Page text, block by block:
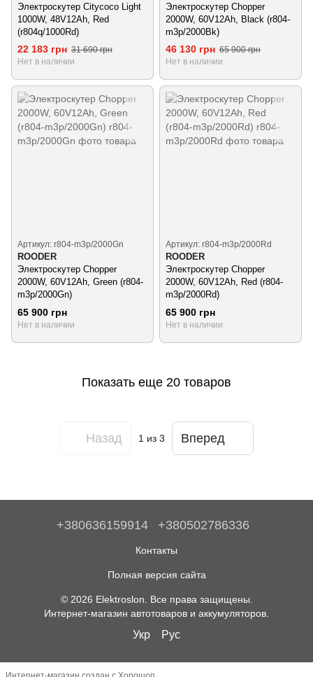
Электроскутер Citycoco Light
1000W, 48V12Ah, Red
(r804q/1000Rd)
22 183 грн 31 690 грн
Нет в наличии
Электроскутер Chopper
2000W, 60V12Ah, Black (r804-
m3p/2000Bk)
46 130 грн 65 900 грн
Нет в наличии
Артикул: r804-m3p/2000Gn
ROODER
Электроскутер Chopper
2000W, 60V12Ah, Green (r804-
m3p/2000Gn)
65 900 грн
Нет в наличии
Артикул: r804-m3p/2000Rd
ROODER
Электроскутер Chopper
2000W, 60V12Ah, Red (r804-
m3p/2000Rd)
65 900 грн
Нет в наличии
Показать еще 20 товаров
Назад 1 из 3 Вперед
+380636159914 +380502786336
Контакты
Полная версия сайта
© 2026 Elektroslon. Все права защищены.
Интернет-магазин автотоваров и аккумуляторов.
Укр Рус